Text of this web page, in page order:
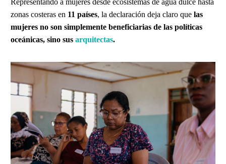
Representando a mujeres desde ecosistemas de agua dulce hasta
zonas costeras en 11 países, la declaración deja claro que las
mujeres no son simplemente beneficiarias de las políticas
oceánicas, sino sus arquitectas.